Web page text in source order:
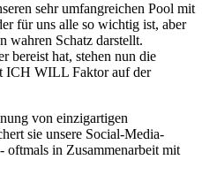
sehr umfangreichen Pool mit
für uns alle so wichtig ist, aber
wahren Schatz darstellt.
bereist hat, stehen nun die
ICH WILL Faktor auf der
von einzigartigen
sie unsere Social-Media-
oftmals in Zusammenarbeit mit